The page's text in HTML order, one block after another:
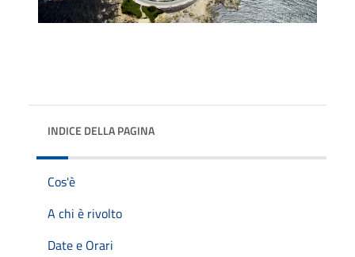
INDICE DELLA PAGINA
Cos'è
A chi è rivolto
Date e Orari